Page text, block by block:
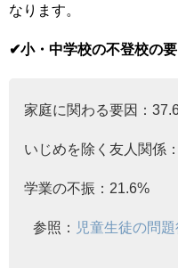
なります。
✔︎小・中学校の不登校の要
家庭に関わる要因：
いじめを除く友人関係
学業の不振：21.6%
参照：
児童生徒の問